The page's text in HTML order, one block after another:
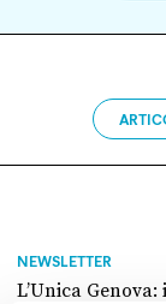
NEWSLETTER
L’Unica